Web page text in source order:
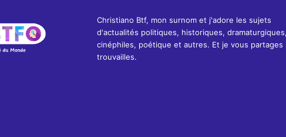
Christiano Btf, mon surnom et j'adore les sujets
d'actualités politiques, historiques, dramaturgiques,
cinéphiles, poétique et autres. Et je vous partages
trouvailles.